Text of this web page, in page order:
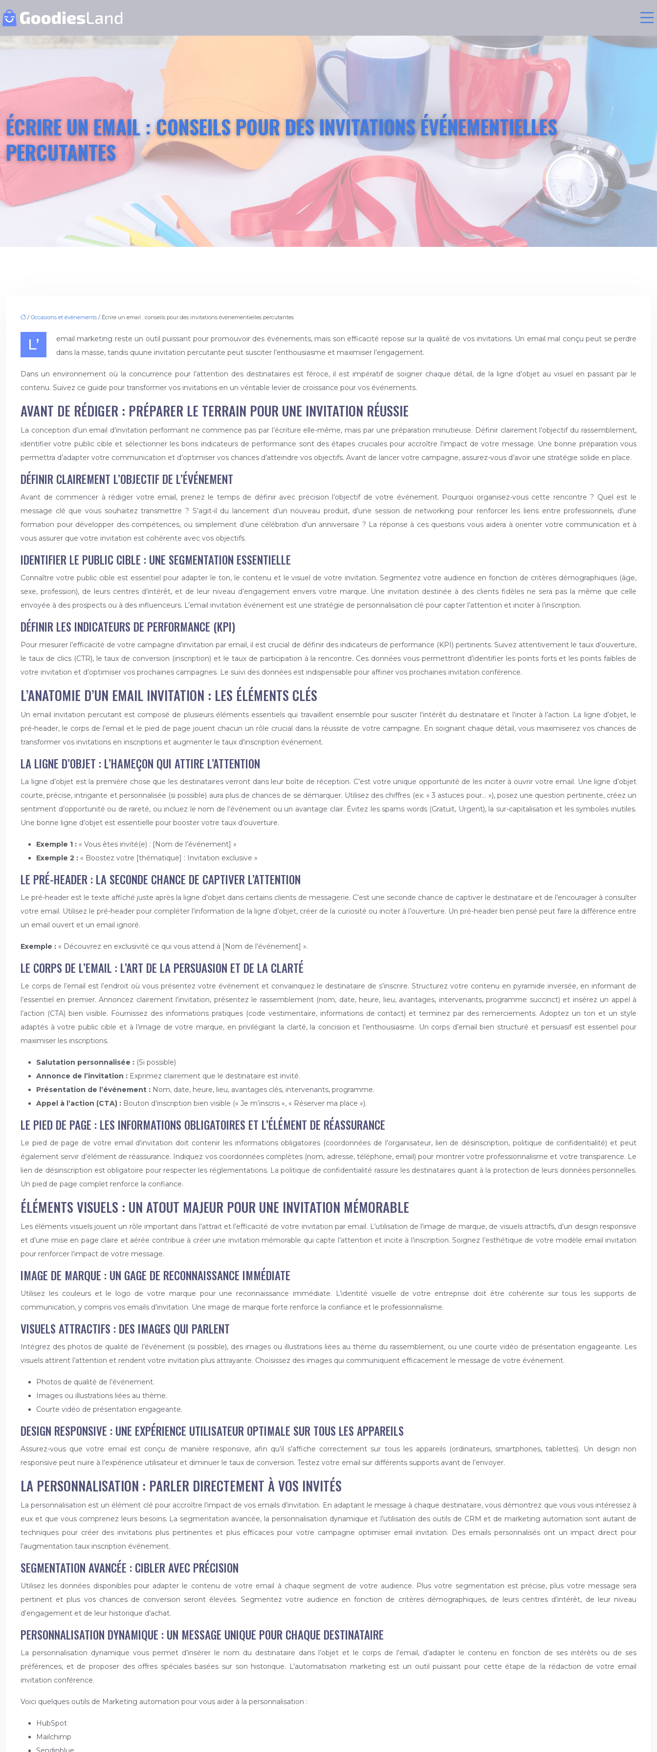
ÉCRIRE UN EMAIL : CONSEILS POUR DES INVITATIONS ÉVÉNEMENTIELLES
PERCUTANTES
/ Occasions et événements / Écrire un email : conseils pour des invitations événementielles percutantes
L’email marketing reste un outil puissant pour promouvoir des événements, mais son efficacité repose sur la qualité de vos invitations. Un email mal conçu peut se perdre dans la masse, tandis quune invitation percutante peut susciter l’enthousiasme et maximiser l’engagement.
Dans un environnement où la concurrence pour l’attention des destinataires est féroce, il est impératif de soigner chaque détail, de la ligne d’objet au visuel en passant par le
contenu. Suivez ce guide pour transformer vos invitations en un véritable levier de croissance pour vos événements.
AVANT DE RÉDIGER : PRÉPARER LE TERRAIN POUR UNE INVITATION RÉUSSIE
La conception d’un email d’invitation performant ne commence pas par l’écriture elle-même, mais par une préparation minutieuse. Définir clairement l’objectif du rassemblement,
identifier votre public cible et sélectionner les bons indicateurs de performance sont des étapes cruciales pour accroître l’impact de votre message. Une bonne préparation vous
permettra d’adapter votre communication et d’optimiser vos chances d’atteindre vos objectifs. Avant de lancer votre campagne, assurez-vous d’avoir une stratégie solide en place.
DÉFINIR CLAIREMENT L’OBJECTIF DE L’ÉVÉNEMENT
Avant de commencer à rédiger votre email, prenez le temps de définir avec précision l’objectif de votre événement. Pourquoi organisez-vous cette rencontre ? Quel est le
message clé que vous souhaitez transmettre ? S’agit-il du lancement d’un nouveau produit, d’une session de networking pour renforcer les liens entre professionnels, d’une
formation pour développer des compétences, ou simplement d’une célébration d’un anniversaire ? La réponse à ces questions vous aidera à orienter votre communication et à
vous assurer que votre invitation est cohérente avec vos objectifs.
IDENTIFIER LE PUBLIC CIBLE : UNE SEGMENTATION ESSENTIELLE
Connaître votre public cible est essentiel pour adapter le ton, le contenu et le visuel de votre invitation. Segmentez votre audience en fonction de critères démographiques (âge,
sexe, profession), de leurs centres d’intérêt, et de leur niveau d’engagement envers votre marque. Une invitation destinée à des clients fidèles ne sera pas la même que celle
envoyée à des prospects ou à des influenceurs. L’email invitation événement est une stratégie de personnalisation clé pour capter l’attention et inciter à l’inscription.
DÉFINIR LES INDICATEURS DE PERFORMANCE (KPI)
Pour mesurer l’efficacité de votre campagne d’invitation par email, il est crucial de définir des indicateurs de performance (KPI) pertinents. Suivez attentivement le taux d’ouverture,
le taux de clics (CTR), le taux de conversion (inscription) et le taux de participation à la rencontre. Ces données vous permettront d’identifier les points forts et les points faibles de
votre invitation et d’optimiser vos prochaines campagnes. Le suivi des données est indispensable pour affiner vos prochaines invitation conférence.
L’ANATOMIE D’UN EMAIL INVITATION : LES ÉLÉMENTS CLÉS
Un email invitation percutant est composé de plusieurs éléments essentiels qui travaillent ensemble pour susciter l’intérêt du destinataire et l’inciter à l’action. La ligne d’objet, le
pré-header, le corps de l’email et le pied de page jouent chacun un rôle crucial dans la réussite de votre campagne. En soignant chaque détail, vous maximiserez vos chances de
transformer vos invitations en inscriptions et augmenter le taux d’inscription événement.
LA LIGNE D’OBJET : L’HAMEÇON QUI ATTIRE L’ATTENTION
La ligne d’objet est la première chose que les destinataires verront dans leur boîte de réception. C’est votre unique opportunité de les inciter à ouvrir votre email. Une ligne d’objet
courte, précise, intrigante et personnalisée (si possible) aura plus de chances de se démarquer. Utilisez des chiffres (ex: « 3 astuces pour… »), posez une question pertinente, créez un
sentiment d’opportunité ou de rareté, ou incluez le nom de l’événement ou un avantage clair. Évitez les spams words (Gratuit, Urgent), la sur-capitalisation et les symboles inutiles.
Une bonne ligne d’objet est essentielle pour booster votre taux d’ouverture.
Exemple 1 : « Vous êtes invité(e) : [Nom de l’événement] »
Exemple 2 : « Boostez votre [thématique] : Invitation exclusive »
LE PRÉ-HEADER : LA SECONDE CHANCE DE CAPTIVER L’ATTENTION
Le pré-header est le texte affiché juste après la ligne d’objet dans certains clients de messagerie. C’est une seconde chance de captiver le destinataire et de l’encourager à consulter
votre email. Utilisez le pré-header pour compléter l’information de la ligne d’objet, créer de la curiosité ou inciter à l’ouverture. Un pré-header bien pensé peut faire la différence entre
un email ouvert et un email ignoré.
Exemple : « Découvrez en exclusivité ce qui vous attend à [Nom de l’événement] ».
LE CORPS DE L’EMAIL : L’ART DE LA PERSUASION ET DE LA CLARTÉ
Le corps de l’email est l’endroit où vous présentez votre événement et convainquez le destinataire de s’inscrire. Structurez votre contenu en pyramide inversée, en informant de
l’essentiel en premier. Annoncez clairement l’invitation, présentez le rassemblement (nom, date, heure, lieu, avantages, intervenants, programme succinct) et insérez un appel à
l’action (CTA) bien visible. Fournissez des informations pratiques (code vestimentaire, informations de contact) et terminez par des remerciements. Adoptez un ton et un style
adaptés à votre public cible et à l’image de votre marque, en privilégiant la clarté, la concision et l’enthousiasme. Un corps d’email bien structuré et persuasif est essentiel pour
maximiser les inscriptions.
Salutation personnalisée : (Si possible)
Annonce de l’invitation : Exprimez clairement que le destinataire est invité.
Présentation de l’événement : Nom, date, heure, lieu, avantages clés, intervenants, programme.
Appel à l’action (CTA) : Bouton d’inscription bien visible (« Je m’inscris », « Réserver ma place »).
LE PIED DE PAGE : LES INFORMATIONS OBLIGATOIRES ET L’ÉLÉMENT DE RÉASSURANCE
Le pied de page de votre email d’invitation doit contenir les informations obligatoires (coordonnées de l’organisateur, lien de désinscription, politique de confidentialité) et peut
également servir d’élément de réassurance. Indiquez vos coordonnées complètes (nom, adresse, téléphone, email) pour montrer votre professionnalisme et votre transparence. Le
lien de désinscription est obligatoire pour respecter les réglementations. La politique de confidentialité rassure les destinataires quant à la protection de leurs données personnelles.
Un pied de page complet renforce la confiance.
ÉLÉMENTS VISUELS : UN ATOUT MAJEUR POUR UNE INVITATION MÉMORABLE
Les éléments visuels jouent un rôle important dans l’attrait et l’efficacité de votre invitation par email. L’utilisation de l’image de marque, de visuels attractifs, d’un design responsive
et d’une mise en page claire et aérée contribue à créer une invitation mémorable qui capte l’attention et incite à l’inscription. Soignez l’esthétique de votre modèle email invitation
pour renforcer l’impact de votre message.
IMAGE DE MARQUE : UN GAGE DE RECONNAISSANCE IMMÉDIATE
Utilisez les couleurs et le logo de votre marque pour une reconnaissance immédiate. L’identité visuelle de votre entreprise doit être cohérente sur tous les supports de
communication, y compris vos emails d’invitation. Une image de marque forte renforce la confiance et le professionnalisme.
VISUELS ATTRACTIFS : DES IMAGES QUI PARLENT
Intégrez des photos de qualité de l’événement (si possible), des images ou illustrations liées au thème du rassemblement, ou une courte vidéo de présentation engageante. Les
visuels attirent l’attention et rendent votre invitation plus attrayante. Choisissez des images qui communiquent efficacement le message de votre événement.
Photos de qualité de l’événement.
Images ou illustrations liées au thème.
Courte vidéo de présentation engageante.
DESIGN RESPONSIVE : UNE EXPÉRIENCE UTILISATEUR OPTIMALE SUR TOUS LES APPAREILS
Assurez-vous que votre email est conçu de manière responsive, afin qu’il s’affiche correctement sur tous les appareils (ordinateurs, smartphones, tablettes). Un design non
responsive peut nuire à l’expérience utilisateur et diminuer le taux de conversion. Testez votre email sur différents supports avant de l’envoyer.
LA PERSONNALISATION : PARLER DIRECTEMENT À VOS INVITÉS
La personnalisation est un élément clé pour accroître l’impact de vos emails d’invitation. En adaptant le message à chaque destinataire, vous démontrez que vous vous intéressez à
eux et que vous comprenez leurs besoins. La segmentation avancée, la personnalisation dynamique et l’utilisation des outils de CRM et de marketing automation sont autant de
techniques pour créer des invitations plus pertinentes et plus efficaces pour votre campagne optimiser email invitation. Des emails personnalisés ont un impact direct pour
l’augmentation taux inscription événement.
SEGMENTATION AVANCÉE : CIBLER AVEC PRÉCISION
Utilisez les données disponibles pour adapter le contenu de votre email à chaque segment de votre audience. Plus votre segmentation est précise, plus votre message sera
pertinent et plus vos chances de conversion seront élevées. Segmentez votre audience en fonction de critères démographiques, de leurs centres d’intérêt, de leur niveau
d’engagement et de leur historique d’achat.
PERSONNALISATION DYNAMIQUE : UN MESSAGE UNIQUE POUR CHAQUE DESTINATAIRE
La personnalisation dynamique vous permet d’insérer le nom du destinataire dans l’objet et le corps de l’email, d’adapter le contenu en fonction de ses intérêts ou de ses
préférences, et de proposer des offres spéciales basées sur son historique. L’automatisation marketing est un outil puissant pour cette étape de la rédaction de votre email
invitation conférence.
Voici quelques outils de Marketing automation pour vous aider à la personnalisation :
HubSpot
Mailchimp